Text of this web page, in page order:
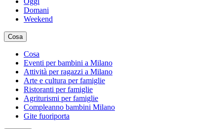
Domani
Weekend
Cosa
Cosa
Eventi per bambini a Milano
Attività per ragazzi a Milano
Arte e cultura per famiglie
Ristoranti per famiglie
Agriturismi per famiglie
Compleanno bambini Milano
Gite fuoriporta